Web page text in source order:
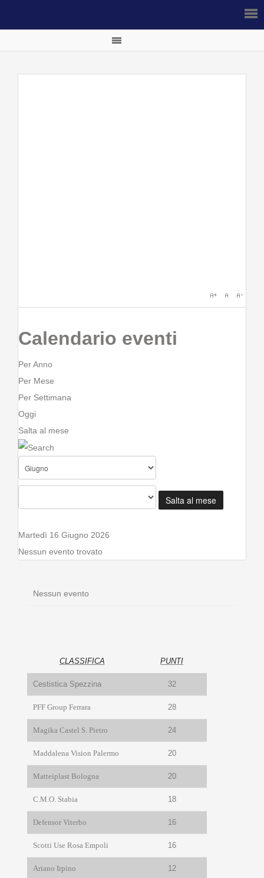
Calendario eventi
Per Anno
Per Mese
Per Settimana
Oggi
Salta al mese
Salta al mese
Martedì 16 Giugno 2026
Nessun evento trovato
Nessun evento
CLASSIFICA PUNTI
Cestistica Spezzina 32
PFF Group Ferrara 28
Magika Castel S. Pietro 24
Maddalena Vision Palermo 20
Matteiplast Bologna 20
C.M.O. Stabia 18
Defensor Viterbo 16
Scotti Use Rosa Empoli 16
Ariano Irpino 12